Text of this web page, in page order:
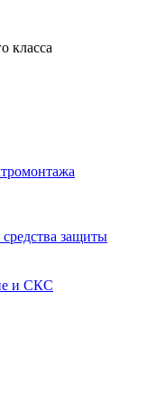
класса
защиты
и СКС